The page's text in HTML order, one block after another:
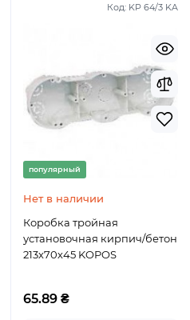
Код: KP 64/3 KA
популярный
Нет в наличии
Коробка тройная
установочная кирпич/бетон
213х70х45 KOPOS
65.89 ₴